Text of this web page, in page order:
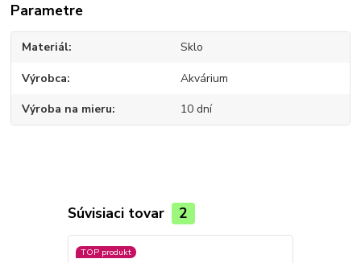
Parametre
Materiál Sklo
Výrobca Akvárium
Výroba na mieru 10 dní
Súvisiaci tovar 2
TOP produkt